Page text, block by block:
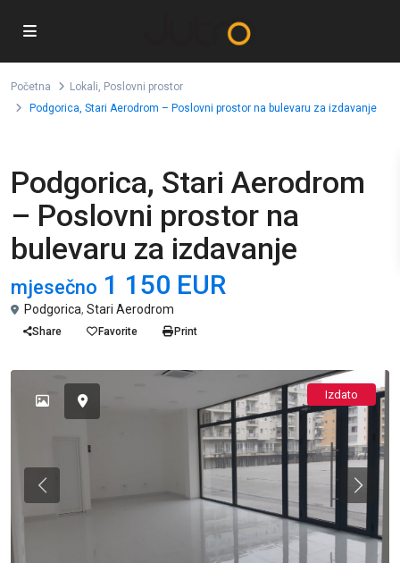
Početna Lokali, Poslovni prostor
Podgorica, Stari Aerodrom – Poslovni prostor na bulevaru za izdavanje
Podgorica, Stari Aerodrom
– Poslovni prostor na
bulevaru za izdavanje
mjesečno 1 150 EUR
Podgorica, Stari Aerodrom
Share Favorite Print
Izdato
Previous